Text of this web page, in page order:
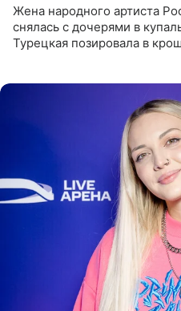
Жена народного артиста
снялась с дочерями в
Турецкая позировала в